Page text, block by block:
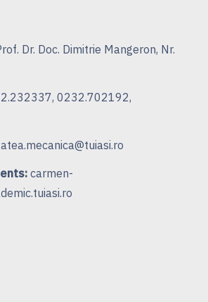
Dr. Doc. Dimitrie Mangeron, Nr.
carmen-